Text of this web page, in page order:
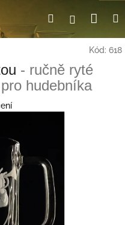
HledatPřihlášení
Kód: 618
- ručně ryté
hudebníka